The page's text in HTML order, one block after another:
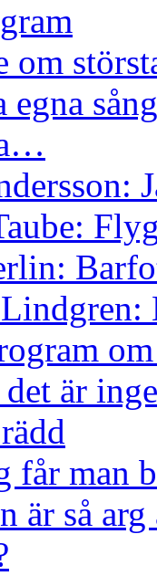
om
egna
är
får man
är så